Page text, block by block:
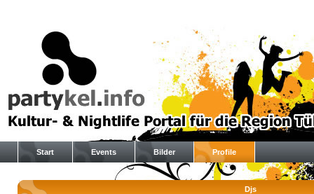
Start Events Bilder Profile
Djs